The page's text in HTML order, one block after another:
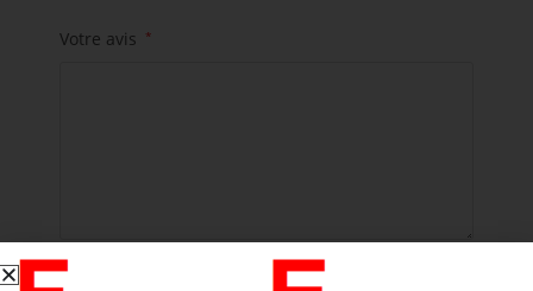
Votre avis *
Nom E-mail